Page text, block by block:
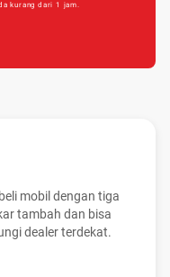
kurang dari 1 jam.
mobil dengan tiga
tambah dan bisa
dealer terdekat.